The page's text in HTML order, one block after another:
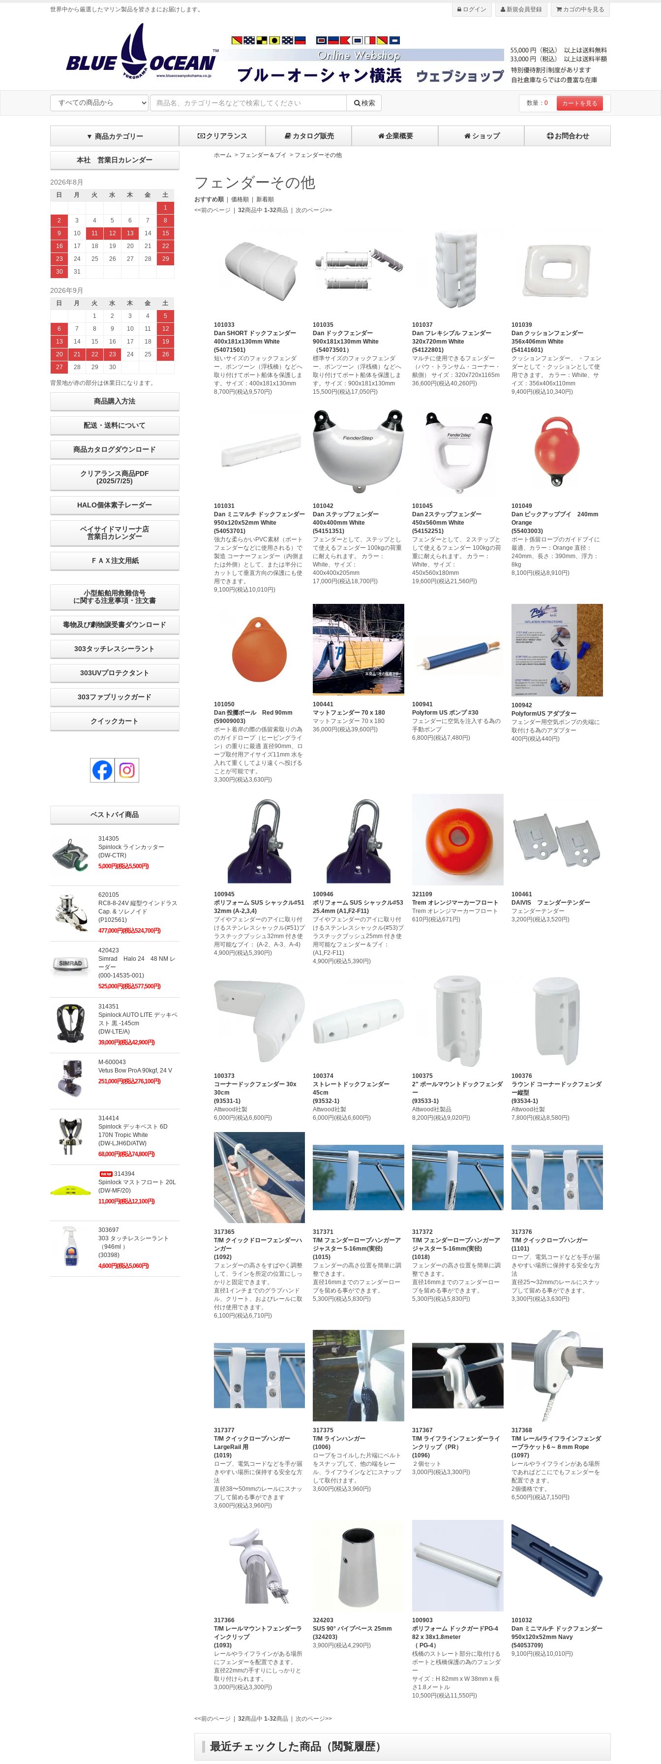
世界中から厳選したマリン製品を皆さまにお届けします。 ログイン 新規会員登録 カゴの中を見る
検索 数量： 0 カートを見る
▼ 商品カテゴリー クリアランス カタログ販売 企業概要 ショップ お問合わせ
ホーム > フェンダー＆ブイ > フェンダーその他
フェンダーその他
おすすめ順| 価格順| 新着順
<<前のページ
32商品中 1-32商品 次のページ>>
101033
Dan SHORT ドックフェンダー
400x181x130mm White
(54071501)
短いサイズのフォックフェンダ
ー、ポンツーン（浮桟橋）などへ
取り付けてボート船体を保護しま
す。サイズ：400x181x130mm
8,700円(税込9,570円)
101035
Dan ドックフェンダー
900x181x130mm White
（54073501）
標準サイズのフォックフェンダ
ー、ポンツーン（浮桟橋）などへ
取り付けてボート船体を保護しま
す。サイズ：900x181x130mm
15,500円(税込17,050円)
101037
Dan フレキシブル フェンダー
320x720mm White
(54122801)
マルチに使用できるフェンダー
（バウ・トランサム・コーナー・
舷側） サイズ：320x720x1165m
36,600円(税込40,260円)
101039
Dan クッションフェンダー
356x406mm White
(54141601)
クッションフェンダー、 ・フェン
ダーとして・クッションとして使
用できます。 カラー：White、サ
イズ：356x406x110mm
9,400円(税込10,340円)
101031
Dan ミニマルチ ドックフェンダー
950x120x52mm White
(54053701)
強力な柔らかいPVC素材（ボート
フェンダーなどに使用される）で
製造 コーナーフェンダー（内側ま
たは外側）として、または半分に
カットして垂直方向の保護にも使
用できます。
9,100円(税込10,010円)
101042
Dan ステップフェンダー
400x400mm White
(54151351)
フェンダーとして、ステップとし
て使えるフェンダー 100kgの荷重
に耐えられます。 カラー：
White、サイズ：
400x400x205mm
17,000円(税込18,700円)
101045
Dan 2ステップフェンダー
450x560mm White
(54152251)
フェンダーとして、２ステップと
して使えるフェンダー 100kgの荷
重に耐えられます。 カラー：
White、サイズ：
450x560x180mm
19,600円(税込21,560円)
101049
Dan ピックアップブイ 240mm
Orange
(55403003)
ボート係留ロープのガイドブイに
最適、カラー：Orange 直径：
240mm、長さ：390mm、浮力：
8kg
8,100円(税込8,910円)
101050
Dan 投擲ボール Red 90mm
(59009003)
ボート着岸の際の係留索取りの為
のガイドロープ（ヒービングライ
ン）の重りに最適 直径90mm、ロ
ープ取付用アイサイズ11mm 水を
入れて重くしてより遠くへ投げる
ことが可能です。
3,300円(税込3,630円)
100441
マットフェンダー 70 x 180
マットフェンダー 70 x 180
36,000円(税込39,600円)
100941
Polyform US ポンプ #30
フェンダーに空気を注入する為の
手動ポンプ
6,800円(税込7,480円)
100942
PolyformUS アダプター
フェンダー用空気ポンプの先端に
取付ける為のアダプター
400円(税込440円)
100945
ポリフォーム SUS シャックル#51
32mm (A-2,3,4)
ブイやフェンダーのアイに取り付
けるステンレスシャックル(#51)プ
ラスチックブッシュ32mm 付き使
用可能なブイ： (A-2、A-3、A-4)
4,900円(税込5,390円)
100946
ポリフォーム SUS シャックル#53
25.4mm (A1,F2-F11)
ブイやフェンダーのアイに取り付
けるステンレスシャックル(#53)プ
ラスチックブッシュ25mm 付き使
用可能なフェンダー＆ブイ：
(A1,F2-F11)
4,900円(税込5,390円)
321109
Trem オレンジマーカーフロート
Trem オレンジマーカーフロート
610円(税込671円)
100461
DAIVIS フェンダーテンダー
フェンダーテンダー
3,200円(税込3,520円)
100373
コーナードックフェンダー 30x
30cm
(93531-1)
Attwood社製
6,000円(税込6,600円)
100374
ストレートドックフェンダー
45cm
(93532-1)
Attwood社製
6,000円(税込6,600円)
100375
2" ポールマウントドックフェンダ
ー
(93533-1)
Attwood社製品
8,200円(税込9,020円)
100376
ラウンド コーナードックフェンダ
ー縦型
(93534-1)
Attwood社製
7,800円(税込8,580円)
317365
T/M クイックドローフェンダーハ
ンガー
(1092)
フェンダーの高さをすばやく調整
して、ラインを所定の位置にしっ
かりと固定できます。
直径1インチまでのグラブハンド
ル、クリート、およびレールに取
付け使用できます。
6,100円(税込6,710円)
317371
T/M フェンダーロープハンガーア
ジャスター 5-16mm(実径)
(1015)
フェンダーの高さ位置を簡単に調
整できます。
直径16mmまでのフェンダーロー
プを留める事ができます。
5,300円(税込5,830円)
317372
T/M フェンダーロープハンガーア
ジャスター 5-16mm(実径)
(1018)
フェンダーの高さ位置を簡単に調
整できます。
直径16mmまでのフェンダーロー
プを留める事ができます。
5,300円(税込5,830円)
317376
T/M クイックロープハンガー
(1101)
ロープ、電気コードなどを手が届
きやすい場所に保持する安全な方
法
直径25〜32mmのレールにスナッ
プして留める事ができます。
3,300円(税込3,630円)
317377
T/M クイックロープハンガー
LargeRail 用
(1019)
ロープ、電気コードなどを手が届
きやすい場所に保持する安全な方
法
直径38〜50mmのレールにスナッ
プして留める事ができます
3,600円(税込3,960円)
317375
T/M ラインハンガー
(1006)
ロープをコイルした片端にベルト
をスナップして、他の端をレー
ル、ライフラインなどにスナップ
して取付けます。
3,600円(税込3,960円)
317367
T/M ライフラインフェンダーライ
ンクリップ（PR）
(1096)
２個セット
3,000円(税込3,300円)
317368
T/M レール/ライフラインフェンダ
ーブラケット6～８mm Rope
(1097)
レールやライフラインがある場所
であればどこにでもフェンダーを
配置できます。
2個価格です。
6,500円(税込7,150円)
317366
T/M レールマウントフェンダーラ
インクリップ
(1093)
レールやライフラインがある場所
にフェンダーを配置できます。
直径22mmの手すりにしっかりと
取り付けられます。
3,000円(税込3,300円)
324203
SUS 90° パイプベース 25mm
(324203)
3,900円(税込4,290円)
100903
ポリフォーム ドックガードPG-4
82 x 38x1.8meter
（ PG-4）
桟橋のストレート部分に取付ける
ボートと桟橋保護の為のフェンダ
ー
サイズ：H 82mm x W 38mm x 長
さ1.8メートル
10,500円(税込11,550円)
101032
Dan ミニマルチ ドックフェンダー
950x120x52mm Navy
(54053709)
9,100円(税込10,010円)
<<前のページ | 32商品中 1-32商品 | 次のページ>>
最近チェックした商品（閲覧履歴）
本社 営業日カレンダー
2026年8月
日 月 火 水 木 金
土
1
2
3 4 5 6 7
8
9
10 11 12 13 14
15
16
17 18 19 20 21
22
23
24 25 26 27 28
29
30
31
2026年9月
日 月 火 水 木 金
土
1
2 3 4
5
6
7 8 9 10 11
12
13
14 15 16 17 18
19
20
21 22 23 24 25
26
27
28 29 30
背景地が赤の部分は休業日になります。
商品購入方法
配送・送料について
商品カタログダウンロード
クリアランス商品PDF
(2025/7/25)
HALO個体素子レーダー
ベイサイドマリーナ店
営業日カレンダー
ＦＡＸ注文用紙
小型船舶用救難信号
に関する注意事項・注文書
毒物及び劇物譲受書ダウンロード
303タッチレスシーラント
303UVプロテクタント
303ファブリックガード
クイックカート
ベストバイ商品
314305
Spinlock ラインカッター
(DW-CTR)
5,000円(税込5,500円)
620105
RC8-8-24V 縦型ウインドラス
Cap. & ソレノイド
(P102561)
477,000円(税込524,700円)
420423
Simrad Halo 24 48 NM レ
ーダー
(000-14535-001)
525,000円(税込577,500円)
314351
Spinlock AUTO LITE デッキベ
スト 黒 -145cm
(DW-LTE/A)
39,000円(税込42,900円)
M-600043
Vetus Bow ProA 90kgf, 24 V
251,000円(税込276,100円)
314414
Spinlock デッキベスト 6D
170N Tropic White
(DW-LJH6D/ATW)
68,000円(税込74,800円)
314394
Spinlock マストフロート 20L
(DW-MF/20)
11,000円(税込12,100円)
303697
303 タッチレスシーラント
（946ml ）
(30398)
4,600円(税込5,060円)